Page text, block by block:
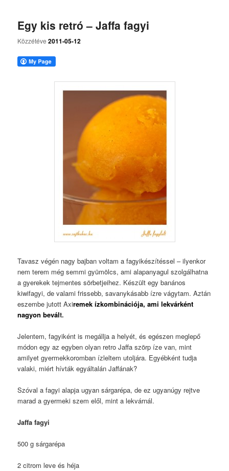
Egy kis retró – Jaffa fagyi
Közzétéve2011-05-12
Tavasz végén nagy bajban voltam a fagyikészítéssel – ilyenkor
nem terem még semmi gyümölcs, ami alapanyagul szolgálhatna
a gyerekek tejmentes sörbetjeihez. Készült egy banános
kiwifagyi, de valami frissebb, savanykásabb ízre vágytam. Aztán
eszembe jutott Axiremek ízkombinációja, ami lekvárként
nagyon bevált.
Jelentem, fagyiként is megállja a helyét, és egészen meglepő
módon egy az egyben olyan retro Jaffa szörp íze van, mint
amilyet gyermekkoromban ízleltem utoljára. Egyébként tudja
valaki, miért hívták egyáltalán Jaffának?
Szóval a fagyi alapja ugyan sárgarépa, de ez ugyanúgy rejtve
marad a gyermeki szem elől, mint a lekvárnál.
Jaffa fagyi
500 g sárgarépa
2 citrom leve és héja